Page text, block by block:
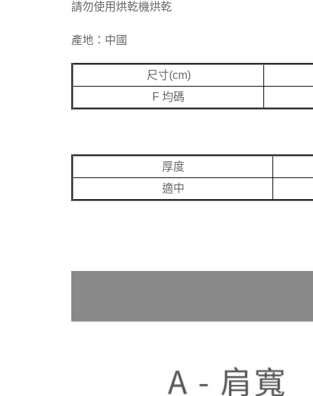
請勿使用烘乾機烘乾
產地：中國
尺寸(cm)
F 均碼
厚度
適中